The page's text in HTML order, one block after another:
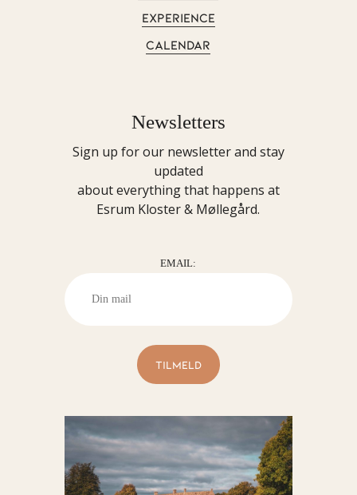
Newsletters
Sign up for our newsletter and stay
updated
about everything that happens at
Esrum Kloster & Møllegård.
EMAIL:
EXPERIENCE
CALENDAR